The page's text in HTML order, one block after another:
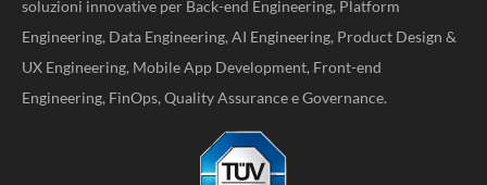
soluzioni innovative per Back-end Engineering, Platform
Engineering, Data Engineering, AI Engineering, Product Design &
UX Engineering, Mobile App Development, Front-end
Engineering, FinOps, Quality Assurance e Governance.